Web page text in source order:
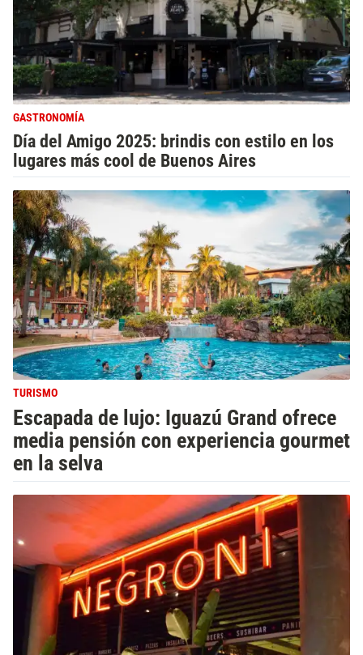
GASTRONOMÍA
Día del Amigo 2025: brindis con estilo en los
lugares más cool de Buenos Aires
TURISMO
Escapada de lujo: Iguazú Grand ofrece
media pensión con experiencia gourmet
en la selva